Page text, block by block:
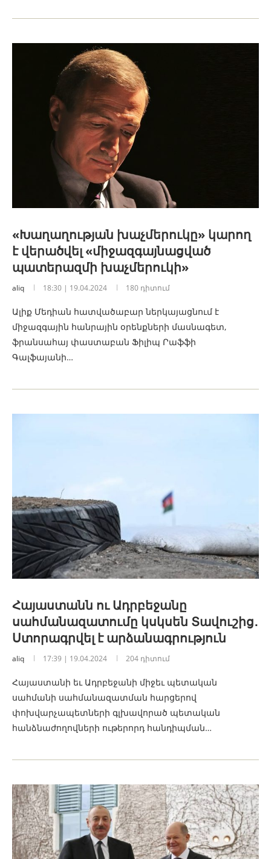
«Խաղաղության խաչմերուկը» կարող
է վերածվել «միջազգայնացված
պատերազմի խաչմերուկի»
aliq 18:30 | 19.04.2024 180 դիտում
Ալիք Մեդիան հատվածաբար ներկայացնում է
միջազգային հանրային օրենքների մասնագետ,
ֆրանսահայ փաստաբան Ֆիլիպ Րաֆֆի
Գալֆայանի…
Հայաստանն ու Ադրբեջանը
սահմանազատումը կսկսեն Տավուշից․
Ստորագրվել է արձանագրություն
aliq 17:39 | 19.04.2024 204 դիտում
Հայաստանի եւ Ադրբեջանի միջեւ պետական ​​
սահմանի սահմանազատման հարցերով
փոխվարչապետների գլխավորած պետական ​​
հանձնաժողովների ութերորդ հանդիպման…